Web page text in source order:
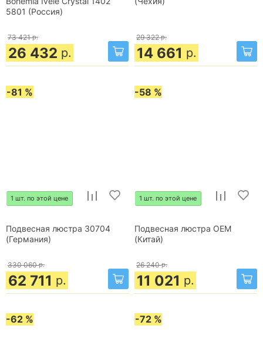
5801 (Россия)
73 421 р.
26 432 р.
29 322 р.
14 661 р.
-81 %
1 шт. по этой цене
Подвесная люстра 30704
(Германия)
330 060 р.
62 711 р.
-58 %
1 шт. по этой цене
Подвесная люстра OEM
(Китай)
26 240 р.
11 021 р.
-62 % -72 %